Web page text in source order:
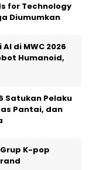
for Technology
Diumumkan
di MWC 2026
Humanoid,
Satukan Pelaku
Pantai, dan
K-pop